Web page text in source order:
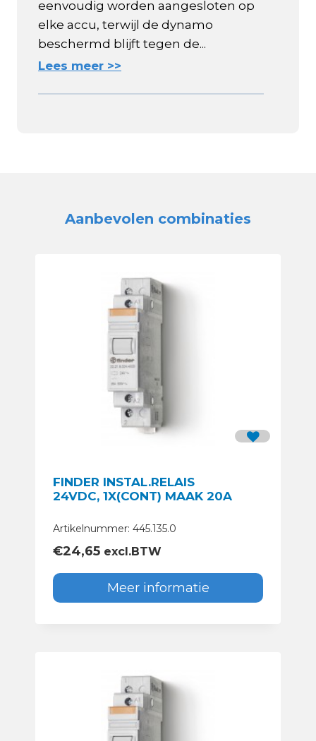
eenvoudig worden aangesloten op
elke accu, terwijl de dynamo
beschermd blijft tegen de...
Lees meer >>
Aanbevolen combinaties
FINDER INSTAL.RELAIS
24VDC, 1X(CONT) MAAK 20A
Artikelnummer: 445.135.0
€24,65 excl.BTW
Meer informatie